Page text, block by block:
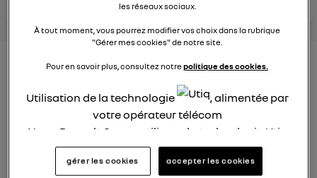
similaires
Consommation carburant
voiture hybride
Ghislaine53
12:50
Bonjour
les réseaux sociaux.
À tout moment, vous pourrez modifier vos choix dans la rubrique
"Gérer mes cookies" de notre site.
Pour en savoir plus, consultez notrepolitique des cookies.
Utilisation de la technologie
, alimentée par
votre opérateur télécom
Nous, Renault Group, utilisons la technologie Utiq
pour nos activités digitales (telles que décrites
dans cette notice de consentement) et liées à
gérer les cookies accepter les cookies